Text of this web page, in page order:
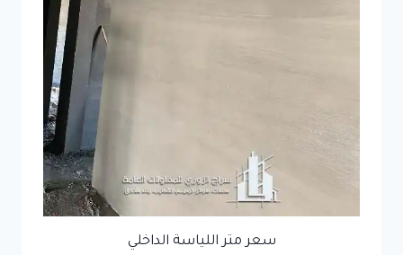
سعر متر اللياسة الداخلي